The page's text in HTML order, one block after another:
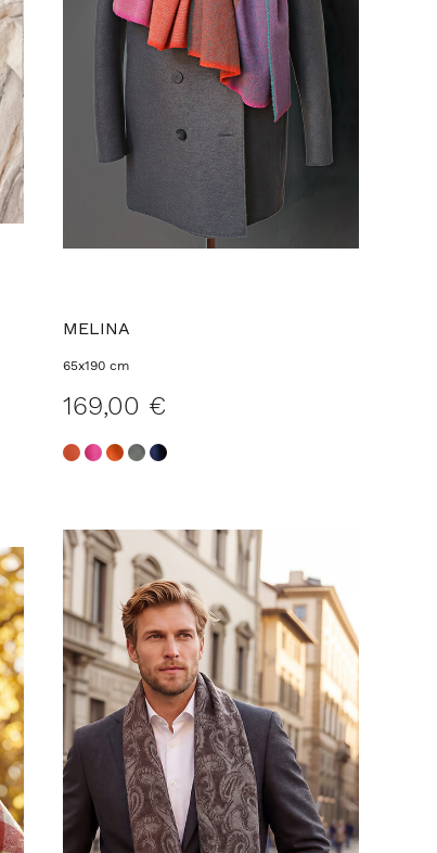
MELINA
65x190 cm
169,00 €